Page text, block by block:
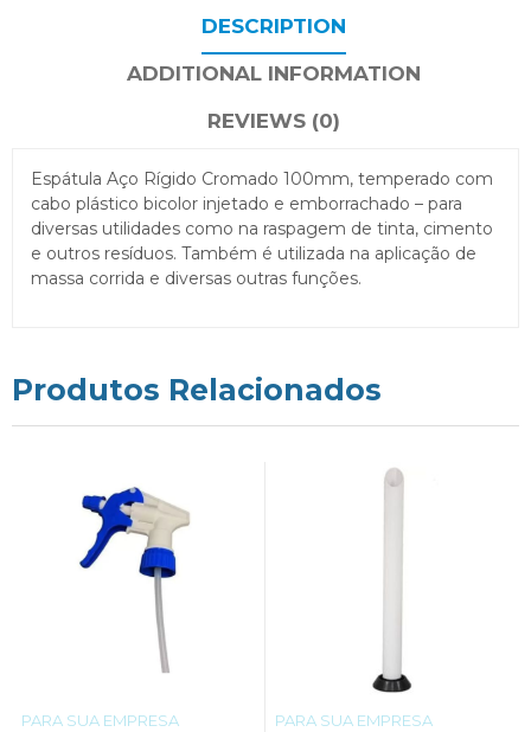
DESCRIPTION
ADDITIONAL INFORMATION
REVIEWS (0)
Espátula Aço Rígido Cromado 100mm, temperado com
cabo plástico bicolor injetado e emborrachado – para
diversas utilidades como na raspagem de tinta, cimento
e outros resíduos. Também é utilizada na aplicação de
massa corrida e diversas outras funções.
Produtos Relacionados
PARA SUA EMPRESA PARA SUA EMPRESA